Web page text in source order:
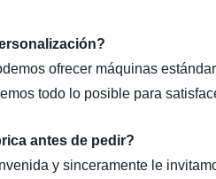
ofrecer máquinas
todo lo posible para
antes de pedir?
y sinceramente le